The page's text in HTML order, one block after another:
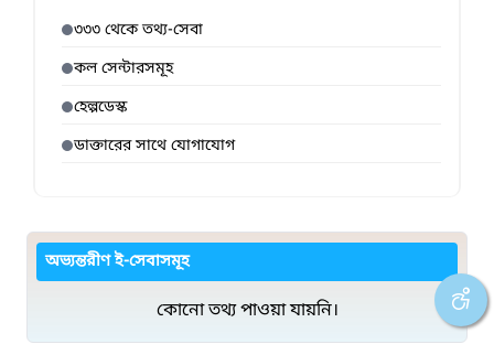
৩৩৩ থেকে তথ্য-সেবা
কল সেন্টারসমূহ
হেল্পডেস্ক
ডাক্তারের সাথে যোগাযোগ
অভ্যন্তরীণ ই-সেবাসমূহ
কোনো তথ্য পাওয়া যায়নি।